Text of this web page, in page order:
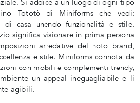
Si addice a un luogo di ogni tipo
Tototò di Miniforms che vedi:
di casa unendo funzionalità e stile.
significa visionare in prima persona
arredative del noto brand,
e stile. Miniforms connota da
con mobili e complementi trendy,
un appeal ineguagliabile e li
agibili.